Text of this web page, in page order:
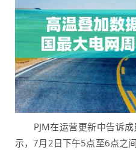
PJM在运营更新中告诉成
示，7月2日下午5点至6点之